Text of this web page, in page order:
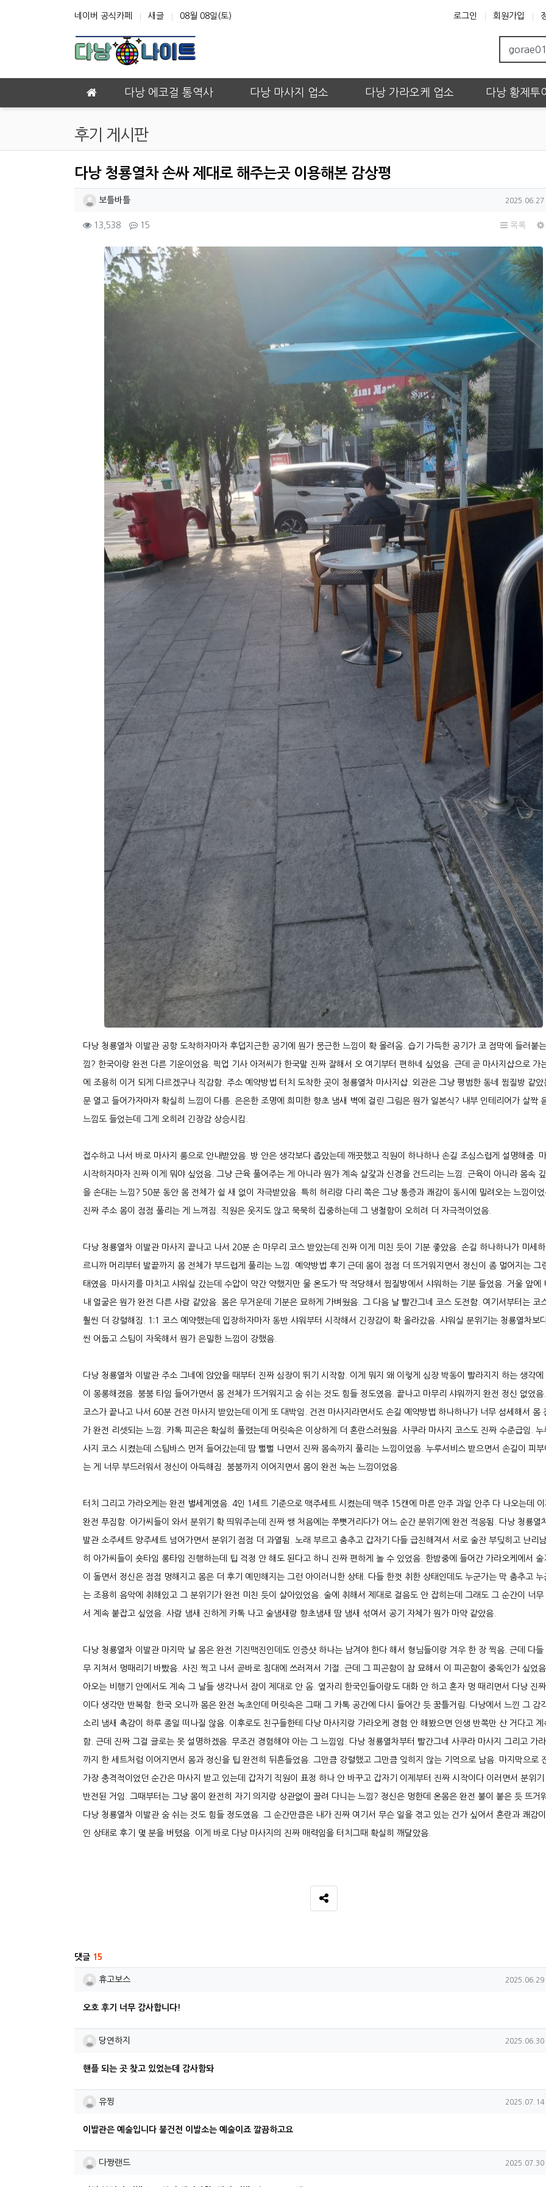
네이버 공식카페 새글 08월 08일(토) 로그인 회원가입
다낭 에코걸 통역사 다낭 마사지 업소 다낭 가라오케 업소 다낭 황제투
후기 게시판
다낭 청룡열차 손싸 제대로 해주는곳 이용해본 감상평
작성자 정보
보틀바틀작성 작성일
2025.06.27
컨텐츠 정보
13,538조회 15 목록
다낭 청룡열차 이발관 공항 도착하자마자 후덥지근한 공기에 뭔가 뭉근한 느낌이 확 몰려옴. 습기 가득한 공기가 코 점막에 들러붙
낌? 한국이랑 완전 다른 기운이었음. 픽업 기사 아저씨가 한국말 진짜 잘해서 오 여기부터 편하네 싶었음. 근데 곧 마사지샵으로 가
에 조용히 이거 되게 다르겠구나 직감함. 주소 예약방법 터치 도착한 곳이 청룡열차 마사지샵. 외관은 그냥 평범한 동네 찜질방 같았
문 열고 들어가자마자 확실히 느낌이 다름. 은은한 조명에 희미한 향초 냄새 벽에 걸린 그림은 뭔가 일본식? 내부 인테리어가 살짝
느낌도 들었는데 그게 오히려 긴장감 상승시킴.
접수하고 나서 바로 마사지 룸으로 안내받았음. 방 안은 생각보다 좁았는데 깨끗했고 직원이 하나하나 손길 조심스럽게 설명해줌. 마
시작하자마자 진짜 이게 뭐야 싶었음. 그냥 근육 풀어주는 게 아니라 뭔가 계속 살갗과 신경을 건드리는 느낌. 근육이 아니라 몸속
을 손대는 느낌? 50분 동안 몸 전체가 쉴 새 없이 자극받았음. 특히 허리랑 다리 쪽은 그냥 통증과 쾌감이 동시에 밀려오는 느낌이었
진짜 주소 몸이 점점 풀리는 게 느껴짐. 직원은 웃지도 않고 묵묵히 집중하는데 그 냉철함이 오히려 더 자극적이었음.
다낭 청룡열차 이발관 마사지 끝나고 나서 20분 손 마무리 코스 받았는데 진짜 이게 미친 듯이 기분 좋았음. 손길 하나하나가 미세
르니까 머리부터 발끝까지 몸 전체가 부드럽게 풀리는 느낌. 예약방법 후기 근데 몸이 점점 더 뜨거워지면서 정신이 좀 멀어지는 그
태였음. 마사지를 마치고 샤워실 갔는데 수압이 약간 약했지만 물 온도가 딱 적당해서 찜질방에서 샤워하는 기분 들었음. 거울 앞에
내 얼굴은 뭔가 완전 다른 사람 같았음. 몸은 무거운데 기분은 묘하게 가벼웠음. 그 다음 날 빨간그네 코스 도전함. 여기서부터는 코
훨씬 더 강렬해짐. 1:1 코스 예약했는데 입장하자마자 동반 샤워부터 시작해서 긴장감이 확 올라갔음. 샤워실 분위기는 청룡열차보
씬 어둡고 스팀이 자욱해서 뭔가 은밀한 느낌이 강했음.
다낭 청룡열차 이발관 주소 그네에 앉았을 때부터 진짜 심장이 뛰기 시작함. 이게 뭐지 왜 이렇게 심장 박동이 빨라지지 하는 생각에
이 몽롱해졌음. 붐붐 타임 들어가면서 몸 전체가 뜨거워지고 숨 쉬는 것도 힘들 정도였음. 끝나고 마무리 샤워까지 완전 정신 없었음
코스가 끝나고 나서 60분 건전 마사지 받았는데 이게 또 대박임. 건전 마사지라면서도 손길 예약방법 하나하나가 너무 섬세해서 몸
가 완전 리셋되는 느낌. 카톡 피곤은 확실히 풀렸는데 머릿속은 이상하게 더 혼란스러웠음. 사쿠라 마사지 코스도 진짜 수준급임. 누
사지 코스 시켰는데 스팀바스 먼저 들어갔는데 땀 뻘뻘 나면서 진짜 몸속까지 풀리는 느낌이었음. 누루서비스 받으면서 손길이 피부
는 게 너무 부드러워서 정신이 아득해짐. 붐붐까지 이어지면서 몸이 완전 녹는 느낌이었음.
터치 그리고 가라오케는 완전 별세계였음. 4인 1세트 기준으로 맥주세트 시켰는데 맥주 15캔에 마른 안주 과일 안주 다 나오는데
완전 푸짐함. 아가씨들이 와서 분위기 확 띄워주는데 진짜 쌩 처음에는 쭈뼛거리다가 어느 순간 분위기에 완전 적응됨. 다낭 청룡열
발관 소주세트 양주세트 넘어가면서 분위기 점점 더 과열됨. 노래 부르고 춤추고 갑자기 다들 급친해져서 서로 술잔 부딪히고 난리
히 아가씨들이 숏타임 롱타임 진행하는데 팁 걱정 안 해도 된다고 하니 진짜 편하게 놀 수 있었음. 한밤중에 들어간 가라오케에서 술
이 돌면서 정신은 점점 멍해지고 몸은 더 후기 예민해지는 그런 아이러니한 상태. 다들 한껏 취한 상태인데도 누군가는 막 춤추고 누
는 조용히 음악에 취해있고 그 분위기가 완전 미친 듯이 살아있었음. 술에 취해서 제대로 걸음도 안 잡히는데 그래도 그 순간이 너무
서 계속 붙잡고 싶었음. 사람 냄새 진하게 카톡 나고 술냄새랑 향초냄새 땀 냄새 섞여서 공기 자체가 뭔가 마약 같았음.
다낭 청룡열차 이발관 마지막 날 몸은 완전 기진맥진인데도 인증샷 하나는 남겨야 한다 해서 형님들이랑 겨우 한 장 찍음. 근데 다들
무 지쳐서 멍때리기 바빴음. 사진 찍고 나서 곧바로 침대에 쓰러져서 기절. 근데 그 피곤함이 참 묘해서 이 피곤함이 중독인가 싶었
아오는 비행기 안에서도 계속 그 날들 생각나서 잠이 제대로 안 옴. 옆자리 한국인들이랑도 대화 안 하고 혼자 멍 때리면서 다낭 진
이다 생각만 반복함. 한국 오니까 몸은 완전 녹초인데 머릿속은 그때 그 카톡 공간에 다시 들어간 듯 꿈틀거림. 다낭에서 느낀 그 감
소리 냄새 촉감이 하루 종일 떠나질 않음. 이후로도 친구들한테 다낭 마사지랑 가라오케 경험 안 해봤으면 인생 반쪽만 산 거다고 계
함. 근데 진짜 그걸 글로는 못 설명하겠음. 무조건 경험해야 아는 그 느낌임. 다낭 청룡열차부터 빨간그네 사쿠라 마사지 그리고 가라
까지 한 세트처럼 이어지면서 몸과 정신을 팁 완전히 뒤흔들었음. 그만큼 강렬했고 그만큼 잊히지 않는 기억으로 남음. 마지막으로
가장 충격적이었던 순간은 마사지 받고 있는데 갑자기 직원이 표정 하나 안 바꾸고 갑자기 이제부터 진짜 시작이다 이러면서 분위기
반전된 거임. 그때부터는 그냥 몸이 완전히 자기 의지랑 상관없이 끌려 다니는 느낌? 정신은 멍한데 온몸은 완전 불이 붙은 듯 뜨거
다낭 청룡열차 이발관 숨 쉬는 것도 힘들 정도였음. 그 순간만큼은 내가 진짜 여기서 무슨 일을 겪고 있는 건가 싶어서 혼란과 쾌감
인 상태로 후기 몇 분을 버텼음. 이게 바로 다낭 마사지의 진짜 매력임을 터치그때 확실히 깨달았음.
SNS 공유
댓글 15
휴고보스님의 댓글
휴고보스 작성일
2025.06.29
오호 후기 너무 감사합니다!
당연하지님의 댓글
당연하지 작성일
2025.06.30
핸플 되는 곳 찾고 있었는데 감사함돠
유찡님의 댓글
유찡 작성일
2025.07.14
이발관은 예술입니다 불건전 이발소는 예술이죠 깔끔하고요
다짱랜드님의 댓글
다짱랜드 작성일
2025.07.30